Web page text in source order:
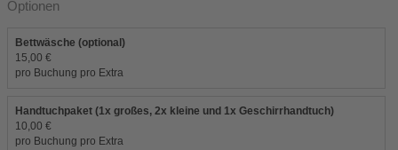
Optionen
Bettwäsche (optional)
15,00 €
pro Buchung pro Extra
Handtuchpaket (1x großes, 2x kleine und 1x Geschirrhandtuch)
10,00 €
pro Buchung pro Extra